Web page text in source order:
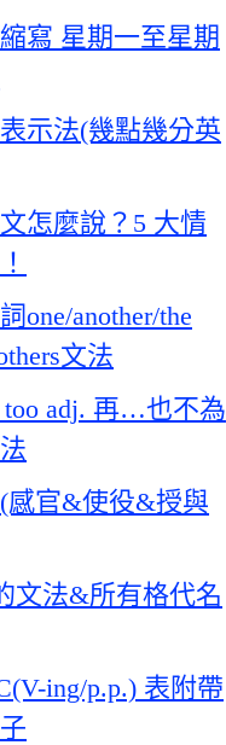
寫 星期一至星期
示法(幾點幾分英
怎麼說？5 大情
one/another/the
文法
too adj. 再…也不為
感官&使役&授與
文法&所有格代名
ing/p.p.) 表附帶